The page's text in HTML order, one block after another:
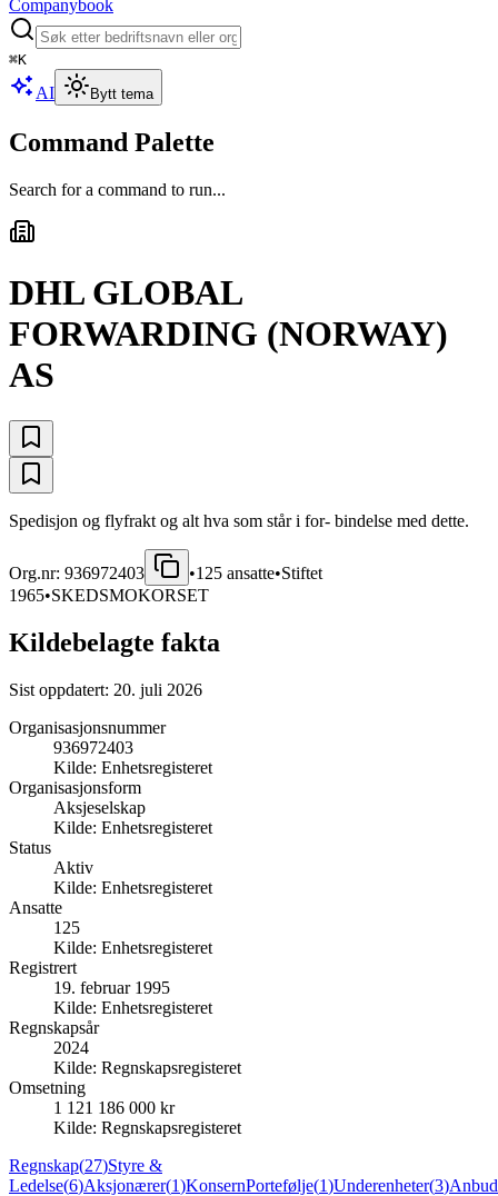
Companybook
⌘K
AI Bytt tema
Command Palette
Search for a command to run...
DHL GLOBAL
FORWARDING (NORWAY)
AS
Spedisjon og flyfrakt og alt hva som står i for- bindelse med dette.
Org.nr: 936972403 •125 ansatte•Stiftet
1965•SKEDSMOKORSET
Kildebelagte fakta
Sist oppdatert: 20. juli 2026
Organisasjonsnummer
936972403
Kilde: Enhetsregisteret
Organisasjonsform
Aksjeselskap
Kilde: Enhetsregisteret
Status
Aktiv
Kilde: Enhetsregisteret
Ansatte
125
Kilde: Enhetsregisteret
Registrert
19. februar 1995
Kilde: Enhetsregisteret
Regnskapsår
2024
Kilde: Regnskapsregisteret
Omsetning
1 121 186 000 kr
Kilde: Regnskapsregisteret
Regnskap(27)Styre &
Ledelse(6)Aksjonærer(1)KonsernPortefølje(1)Underenheter(3)Anbud